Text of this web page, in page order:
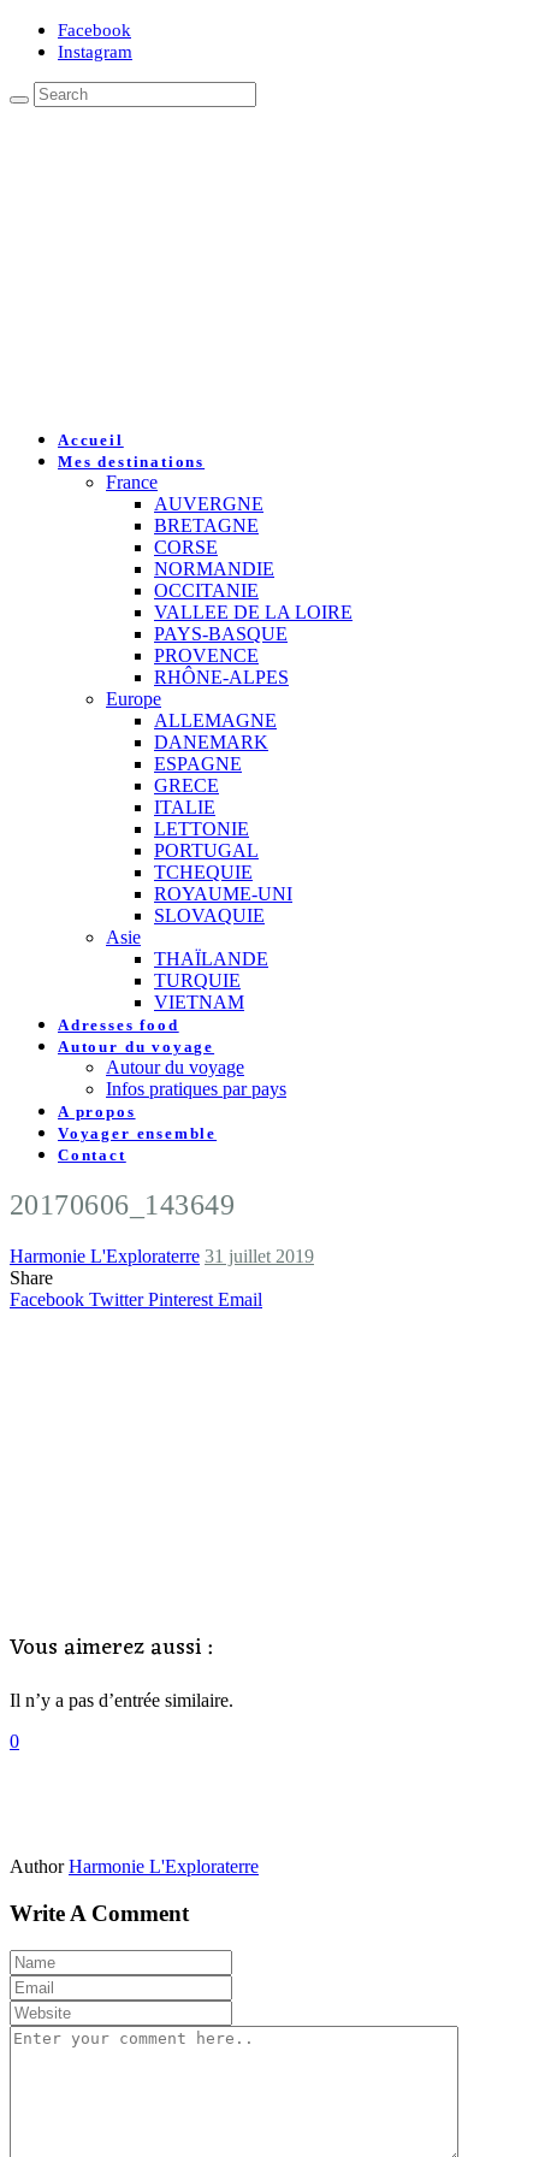
Facebook
Instagram
Accueil
Mes destinations
France
AUVERGNE
BRETAGNE
CORSE
NORMANDIE
OCCITANIE
VALLEE DE LA LOIRE
PAYS-BASQUE
PROVENCE
RHÔNE-ALPES
Europe
ALLEMAGNE
DANEMARK
ESPAGNE
GRECE
ITALIE
LETTONIE
PORTUGAL
TCHEQUIE
ROYAUME-UNI
SLOVAQUIE
Asie
THAÏLANDE
TURQUIE
VIETNAM
Adresses food
Autour du voyage
Autour du voyage
Infos pratiques par pays
A propos
Voyager ensemble
Contact
20170606_143649
Harmonie L'Exploraterre 31 juillet 2019
Share
Facebook Twitter Pinterest Email
Vous aimerez aussi :
Il n’y a pas d’entrée similaire.
0
Author Harmonie L'Exploraterre
Write A Comment